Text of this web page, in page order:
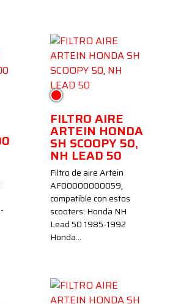
Rojo
FILTRO AIRE
ARTEIN HONDA
SH SCOOPY 50,
NH LEAD 50
Filtro de aire Artein
AF00000000059,
compatible con estos
scooters: Honda NH
Lead 50 1985-1992
Honda…